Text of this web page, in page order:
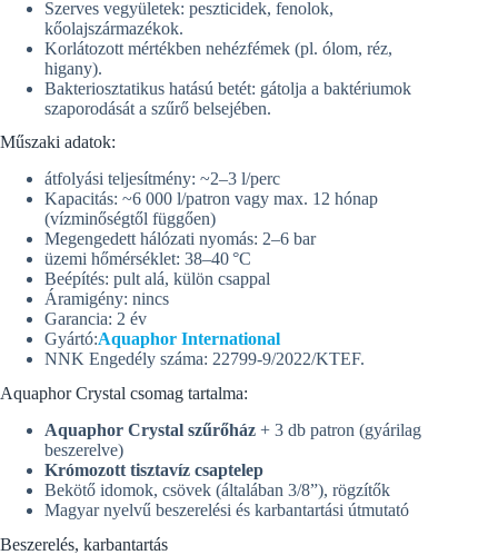
Szerves vegyületek: peszticidek, fenolok,
kőolajszármazékok.
Korlátozott mértékben nehézfémek (pl. ólom, réz,
higany).
Bakteriosztatikus hatású betét: gátolja a baktériumok
szaporodását a szűrő belsejében.
Műszaki adatok:
átfolyási teljesítmény: ~2–3 l/perc
Kapacitás: ~6 000 l/patron vagy max. 12 hónap
(vízminőségtől függően)
Megengedett hálózati nyomás: 2–6 bar
üzemi hőmérséklet: 38–40 °C
Beépítés: pult alá, külön csappal
Áramigény: nincs
Garancia: 2 év
Gyártó:Aquaphor International
NNK Engedély száma: 22799-9/2022/KTEF.
Aquaphor Crystal csomag tartalma:
Aquaphor Crystal szűrőház + 3 db patron (gyárilag
beszerelve)
Krómozott tisztavíz csaptelep
Bekötő idomok, csövek (általában 3/8”), rögzítők
Magyar nyelvű beszerelési és karbantartási útmutató
Beszerelés, karbantartás